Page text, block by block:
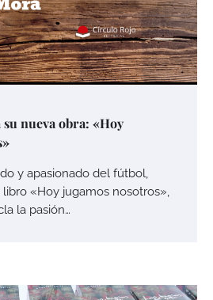
nueva obra: «Hoy
y apasionado del fútbol,
«Hoy jugamos nosotros»,
la pasión…